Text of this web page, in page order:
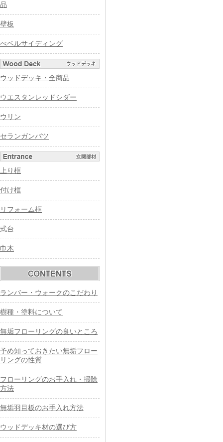
品
壁板
べベルサイディング
ウッドデッキ・全商品
ウエスタンレッドシダー
ウリン
セランガンバツ
上り框
付け框
リフォーム框
式台
巾木
ランバー・ウォークのこだわり
樹種・塗料について
無垢フローリングの良いところ
予め知っておきたい無垢フロー
リングの性質
フローリングのお手入れ・掃除
方法
無垢羽目板のお手入れ方法
ウッドデッキ材の選び方